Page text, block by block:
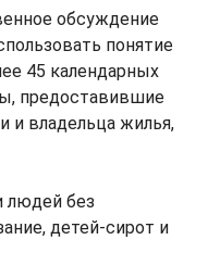
обсуждение
понятие
45 календарных
предоставившие
и владельца жилья,
людей без
детей-сирот и